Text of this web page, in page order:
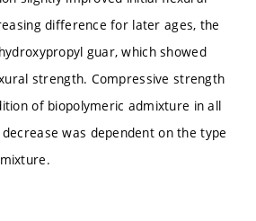
difference for later ages, the
guar, which showed
strength. Compressive strength
of biopolymeric admixture in all
was dependent on the type